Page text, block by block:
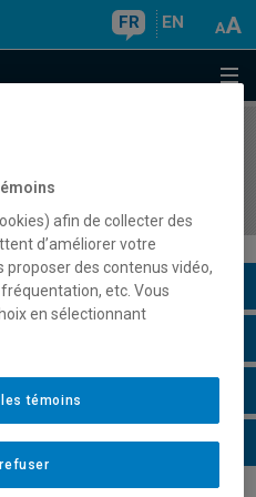
FR EN
sociales
afin de collecter des
d’améliorer votre
proposer des contenus vidéo,
etc. Vous
en sélectionnant
témoins